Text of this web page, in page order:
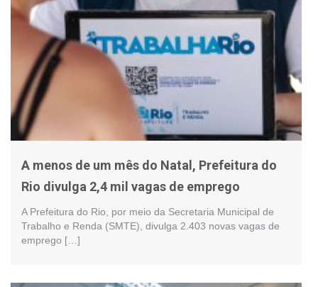
A menos de um mês do Natal, Prefeitura do
Rio divulga 2,4 mil vagas de emprego
A Prefeitura do Rio, por meio da Secretaria Municipal de
Trabalho e Renda (SMTE), divulga 2.403 novas vagas de
emprego […]